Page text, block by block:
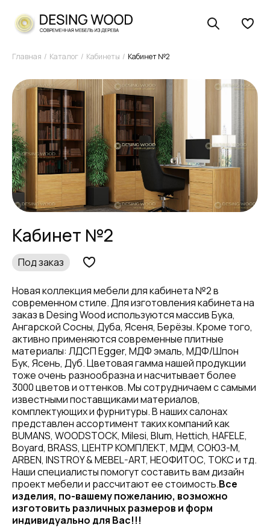
Главная Каталог Кабинеты Кабинет №2
Кабинет №2
Под заказ
Новая коллекция мебели для кабинета №2 в
современном стиле. Для изготовления кабинета на
заказ в Desing Wood используются массив Бука,
Ангарской Сосны, Дуба, Ясеня, Берёзы. Кроме того,
активно применяются современные плитные
материалы: ЛДСП Egger, МДФ эмаль, МДФ/Шпон
Бук, Ясень, Дуб. Цветовая гамма нашей продукции
тоже очень разнообразна и насчитывает более
3000 цветов и оттенков. Мы сотрудничаем с самыми
известными поставщиками материалов,
комплектующих и фурнитуры. В наших салонах
представлен ассортимент таких компаний как
BUMANS, WOODSTOCK, Milesi, Blum, Hettich, HAFELE,
Boyard, BRASS, ЦЕНТР КОМПЛЕКТ, МДМ, СОЮЗ-М,
ARBEN, INSTROY & MEBEL-ART, НЕОФИТОС, ТОКС и тд.
Наши специалисты помогут составить вам дизайн
проект мебели и рассчитают ее стоимость.Все
изделия, по-вашему пожеланию, возможно
изготовить различных размеров и форм
индивидуально для Вас!!!